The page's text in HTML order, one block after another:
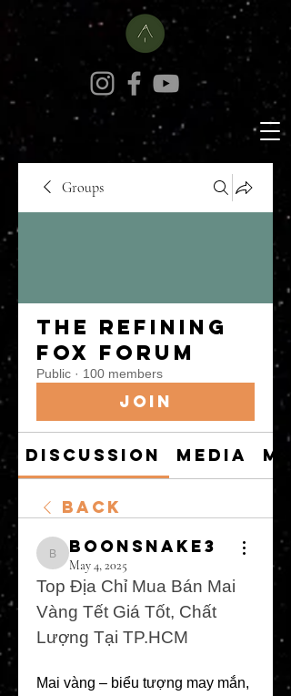
Groups
The Refining
Fox Forum
Public · 100 members
Join
Discussion Media
Back
boonsnake3
boonsnake3
May 4, 2025
Top Địa Chỉ Mua Bán Mai
Vàng Tết Giá Tốt, Chất
Lượng Tại TP.HCM
Mai vàng – biểu tượng may mắn,